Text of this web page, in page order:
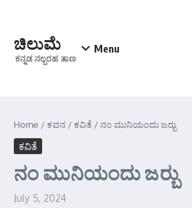
ಚಿಲುಮೆ
ಕನ್ನಡ ನಲ್ಬರಹ ತಾಣ
Menu
Home /ಕವನ /ಕವಿತೆ /ನಂ ಮುನಿಯಂದು ಜರ್‍ಬು
ಕವಿತೆ
ನಂ ಮುನಿಯಂದು ಜರ್‍ಬು
July 5, 2024